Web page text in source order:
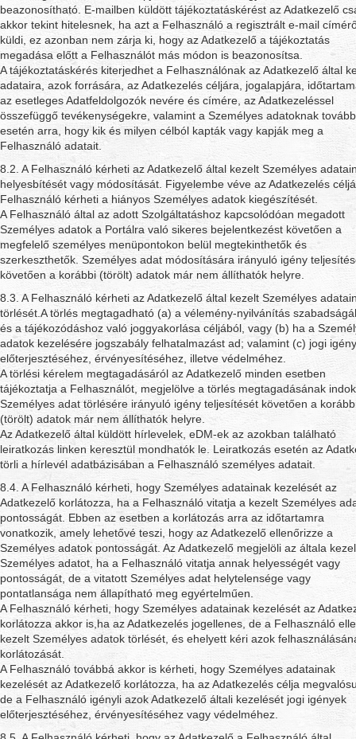
beazonosítható. E-mailben küldött tájékoztatáskérést az Adatkezelő
akkor tekint hitelesnek, ha azt a Felhasználó a regisztrált e-mail
küldi, ez azonban nem zárja ki, hogy az Adatkezelő a tájékoztatás
megadása előtt a Felhasználót más módon is beazonosítsa.
A tájékoztatáskérés kiterjedhet a Felhasználónak az Adatkezelő által
adataira, azok forrására, az Adatkezelés céljára, jogalapjára,
az esetleges Adatfeldolgozók nevére és címére, az Adatkezeléssel
összefüggő tevékenységekre, valamint a Személyes adatoknak
esetén arra, hogy kik és milyen célból kapták vagy kapják meg a
Felhasználó adatait.
8.2. A Felhasználó kérheti az Adatkezelő által kezelt Személyes
helyesbítését vagy módosítását. Figyelembe véve az Adatkezelés
Felhasználó kérheti a hiányos Személyes adatok kiegészítését.
A Felhasználó által az adott Szolgáltatáshoz kapcsolódóan megadott
Személyes adatok a Portálra való sikeres bejelentkezést követően a
megfelelő személyes menüpontokon belül megtekinthetők és
szerkeszthetők. Személyes adat módosítására irányuló igény
követően a korábbi (törölt) adatok már nem állíthatók helyre.
8.3. A Felhasználó kérheti az Adatkezelő által kezelt Személyes
törlését.A törlés megtagadható (a) a vélemény-nyilvánítás
és a tájékozódáshoz való joggyakorlása céljából, vagy (b) ha a
adatok kezelésére jogszabály felhatalmazást ad; valamint (c) jogi
előterjesztéséhez, érvényesítéséhez, illetve védelméhez.
A törlési kérelem megtagadásáról az Adatkezelő minden esetben
tájékoztatja a Felhasználót, megjelölve a törlés megtagadásának
Személyes adat törlésére irányuló igény teljesítését követően a
(törölt) adatok már nem állíthatók helyre.
Az Adatkezelő által küldött hírlevelek, eDM-ek az azokban található
leiratkozás linken keresztül mondhatók le. Leiratkozás esetén az
törli a hírlevél adatbázisában a Felhasználó személyes adatait.
8.4. A Felhasználó kérheti, hogy Személyes adatainak kezelését az
Adatkezelő korlátozza, ha a Felhasználó vitatja a kezelt Személyes
pontosságát. Ebben az esetben a korlátozás arra az időtartamra
vonatkozik, amely lehetővé teszi, hogy az Adatkezelő ellenőrizze a
Személyes adatok pontosságát. Az Adatkezelő megjelöli az általa
Személyes adatot, ha a Felhasználó vitatja annak helyességét vagy
pontosságát, de a vitatott Személyes adat helytelensége vagy
pontatlansága nem állapítható meg egyértelműen.
A Felhasználó kérheti, hogy Személyes adatainak kezelését az
korlátozza akkor is,ha az Adatkezelés jogellenes, de a Felhasználó
kezelt Személyes adatok törlését, és ehelyett kéri azok
korlátozását.
A Felhasználó továbbá akkor is kérheti, hogy Személyes adatainak
kezelését az Adatkezelő korlátozza, ha az Adatkezelés célja
de a Felhasználó igényli azok Adatkezelő általi kezelését jogi igények
előterjesztéséhez, érvényesítéséhez vagy védelméhez.